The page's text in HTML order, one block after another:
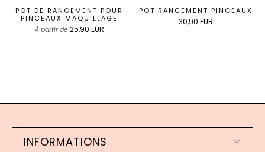
POT DE RANGEMENT POUR
PINCEAUX MAQUILLAGE
À partir de 25,90 EUR
POT RANGEMENT PINCEAUX
30,90 EUR
INFORMATIONS